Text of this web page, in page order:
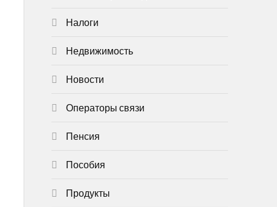
Налоги
Недвижимость
Новости
Операторы связи
Пенсия
Пособия
Продукты